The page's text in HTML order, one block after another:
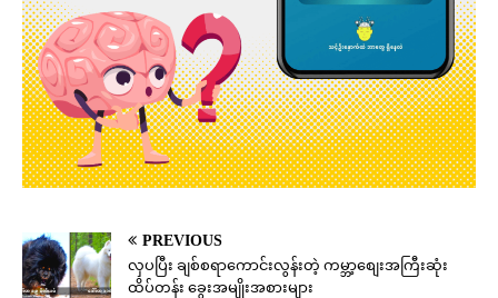
PREVIOUS
လှပပြီး ချစ်စရာကောင်းလွန်းတဲ့ ကမ္ဘာ့စျေးအကြီးဆုံး
ထိပ်တန်း ခွေးအမျိုးအစားများ